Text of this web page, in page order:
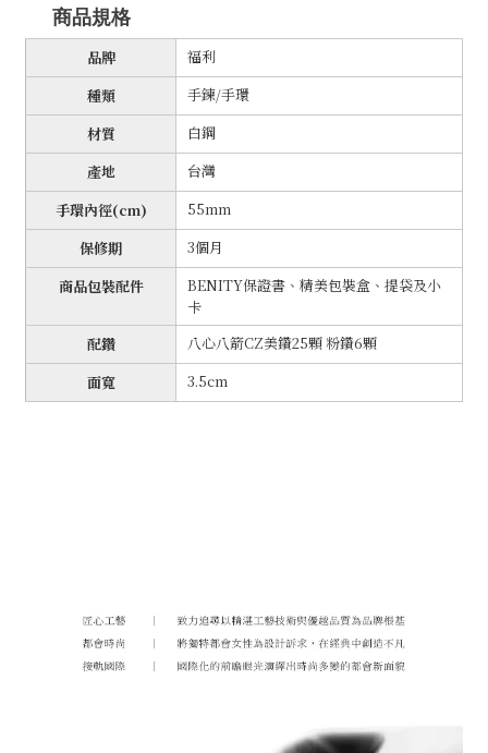
商品規格
品牌
福利
種類
手鍊/手環
材質
白鋼
產地
台灣
手環內徑(cm)
55mm
保修期
3個月
商品包裝配件
BENITY保證書、精美包裝盒、提袋及小
卡
配鑽
八心八箭CZ美鑽25顆 粉鑽6顆
面寬
3.5cm